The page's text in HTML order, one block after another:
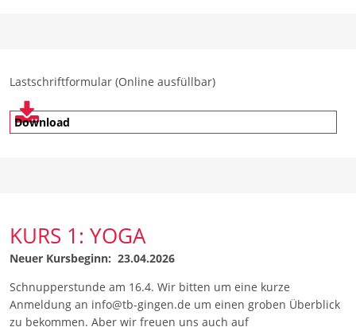
Lastschriftformular (Online ausfüllbar)
Download
KURS 1: YOGA
Neuer Kursbeginn: 23.04.2026
Schnupperstunde am 16.4. Wir bitten um eine kurze
Anmeldung an info@tb-gingen.de um einen groben Überblick
zu bekommen. Aber wir freuen uns auch auf